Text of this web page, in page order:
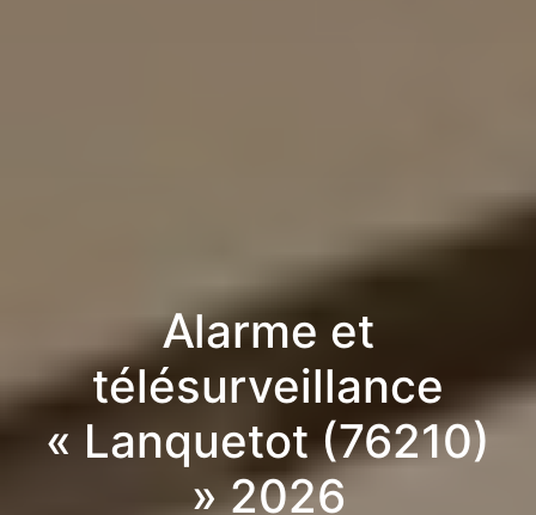
Alarme et
télésurveillance
« Lanquetot (76210)
» 2026